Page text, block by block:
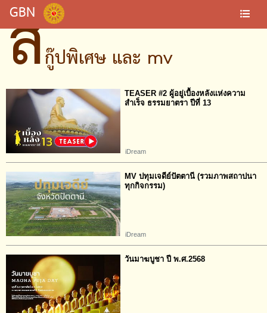
GBN
สกู๊ปพิเศษ และ mv
TEASER #2 ผู้อยู่เบื้องหลังแห่งความ
สำเร็จ​ ธรรมยาตรา​ ปีที่​ 13
iDream
MV ปทุมเจดีย์ปัตตานี (รวมภาพสถาปนา
ทุกกิจกรรม)
iDream
วันมาฆบูชา ปี พ.ศ.2568